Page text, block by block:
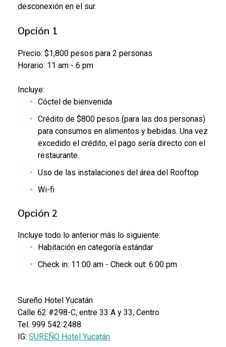
desconexión en el sur.
Opción 1
Precio: $1,800 pesos para 2 personas
Horario: 11 am - 6 pm
Incluye:
Cóctel de bienvenida
Crédito de $800 pesos (para las dos personas)
para consumos en alimentos y bebidas. Una vez
excedido el crédito, el pago sería directo con el
restaurante.
Uso de las instalaciones del área del Rooftop
Wi-fi
Opción 2
Incluye todo lo anterior más lo siguiente:
Habitación en categoría estándar
Check in: 11:00 am - Check out: 6:00 pm
Sureño Hotel Yucatán
Calle 62 #298-C, entre 33 A y 33, Centro
Tel. 999 542 2488
IG: SUREÑO Hotel Yucatán